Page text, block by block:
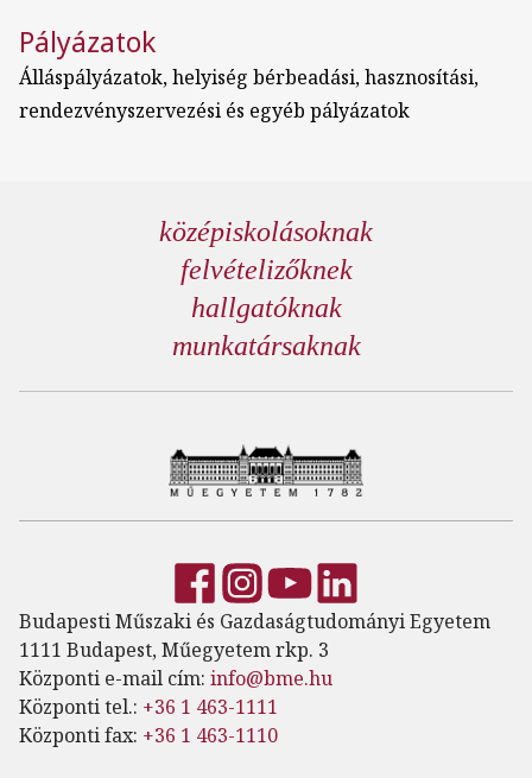
Pályázatok
Álláspályázatok, helyiség bérbeadási, hasznosítási,
rendezvényszervezési és egyéb pályázatok
középiskolásoknak
felvételizőknek
hallgatóknak
munkatársaknak
Budapesti Műszaki és Gazdaságtudományi Egyetem
1111 Budapest, Műegyetem rkp. 3
Központi e-mail cím: info@bme.hu
Központi tel.: +36 1 463-1111
Központi fax: +36 1 463-1110